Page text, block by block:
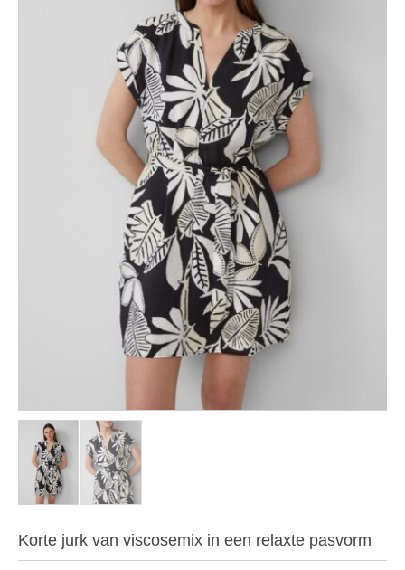
Korte jurk van viscosemix in een relaxte pasvorm